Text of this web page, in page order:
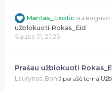
Mantas_Exotic sureagavo
užblokuoti Rokas_Eid
Sausis 31, 2025
Prašau užblokuoti
Laurynas_Bond parašė temą